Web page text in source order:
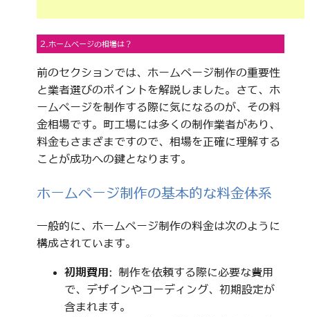
2.ホームページの相場は？
前のセクションでは、ホームページ制作の重要性
と業者選びのポイントを解説しました。さて、ホ
ームページを制作する際に気になるのが、その料
金相場です。町工場には多くの制作業者があり、
料金もさまざまですので、相場を正確に理解する
ことが成功への鍵となります。
ホームページ制作の基本的な料金体系
一般的に、ホームページ制作の料金は次のように
構成されています。
初期費用: 制作を依頼する際に必要な費用
で、デザインやコーディング、初期設定が
含まれます。